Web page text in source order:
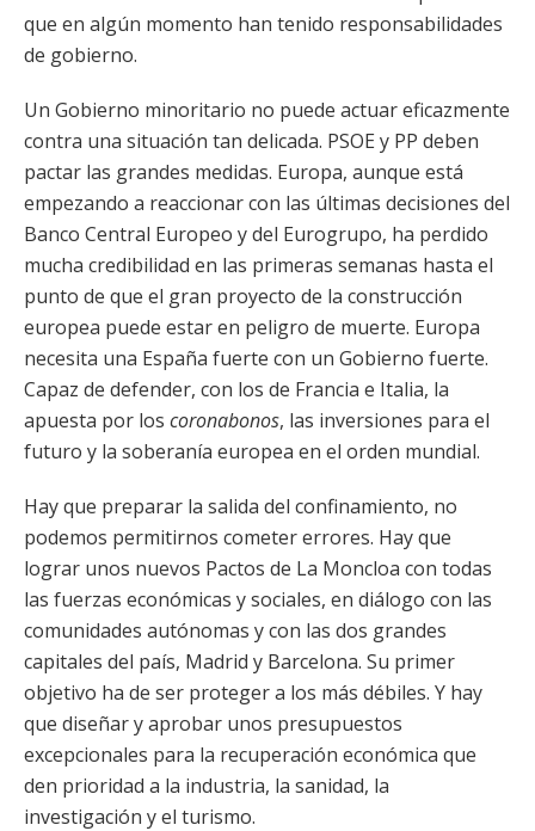
que en algún momento han tenido responsabilidades
de gobierno.
Un Gobierno minoritario no puede actuar eficazmente
contra una situación tan delicada. PSOE y PP deben
pactar las grandes medidas. Europa, aunque está
empezando a reaccionar con las últimas decisiones del
Banco Central Europeo y del Eurogrupo, ha perdido
mucha credibilidad en las primeras semanas hasta el
punto de que el gran proyecto de la construcción
europea puede estar en peligro de muerte. Europa
necesita una España fuerte con un Gobierno fuerte.
Capaz de defender, con los de Francia e Italia, la
apuesta por los coronabonos, las inversiones para el
futuro y la soberanía europea en el orden mundial.
Hay que preparar la salida del confinamiento, no
podemos permitirnos cometer errores. Hay que
lograr unos nuevos Pactos de La Moncloa con todas
las fuerzas económicas y sociales, en diálogo con las
comunidades autónomas y con las dos grandes
capitales del país, Madrid y Barcelona. Su primer
objetivo ha de ser proteger a los más débiles. Y hay
que diseñar y aprobar unos presupuestos
excepcionales para la recuperación económica que
den prioridad a la industria, la sanidad, la
investigación y el turismo.